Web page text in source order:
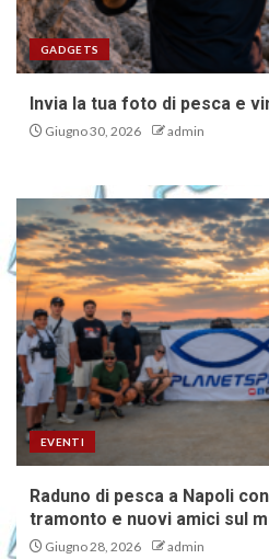
GADGETS
Invia la tua foto di pesca e
Giugno 30, 2026 admin
EVENTI
Raduno di pesca a Napoli
tramonto e nuovi amici sul
Giugno 28, 2026 admin